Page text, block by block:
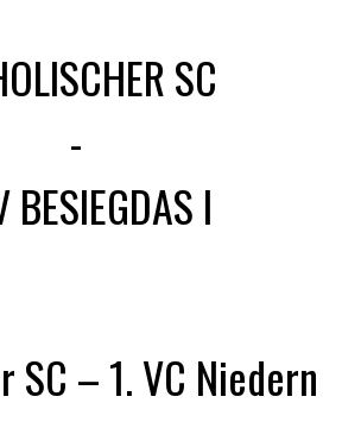
SC
-
BESIEGDAS I
SC – 1. VC Niedern